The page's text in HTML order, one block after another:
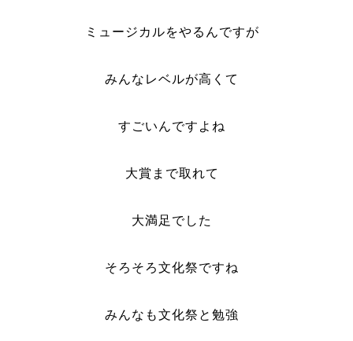
ミュージカルをやるんですが
みんなレベルが高くて
すごいんですよね
大賞まで取れて
大満足でした
そろそろ文化祭ですね
みんなも文化祭と勉強